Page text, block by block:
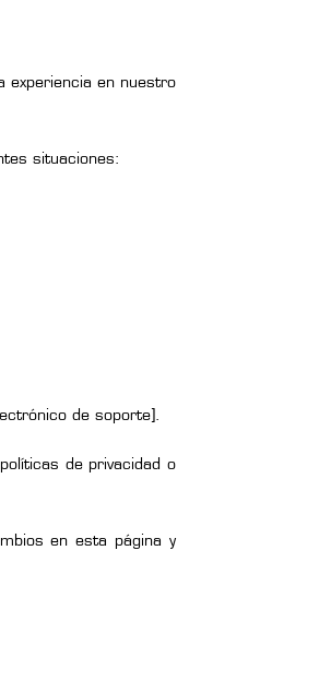
experiencia en nuestro
situaciones:
de soporte].
de privacidad o
en esta página y